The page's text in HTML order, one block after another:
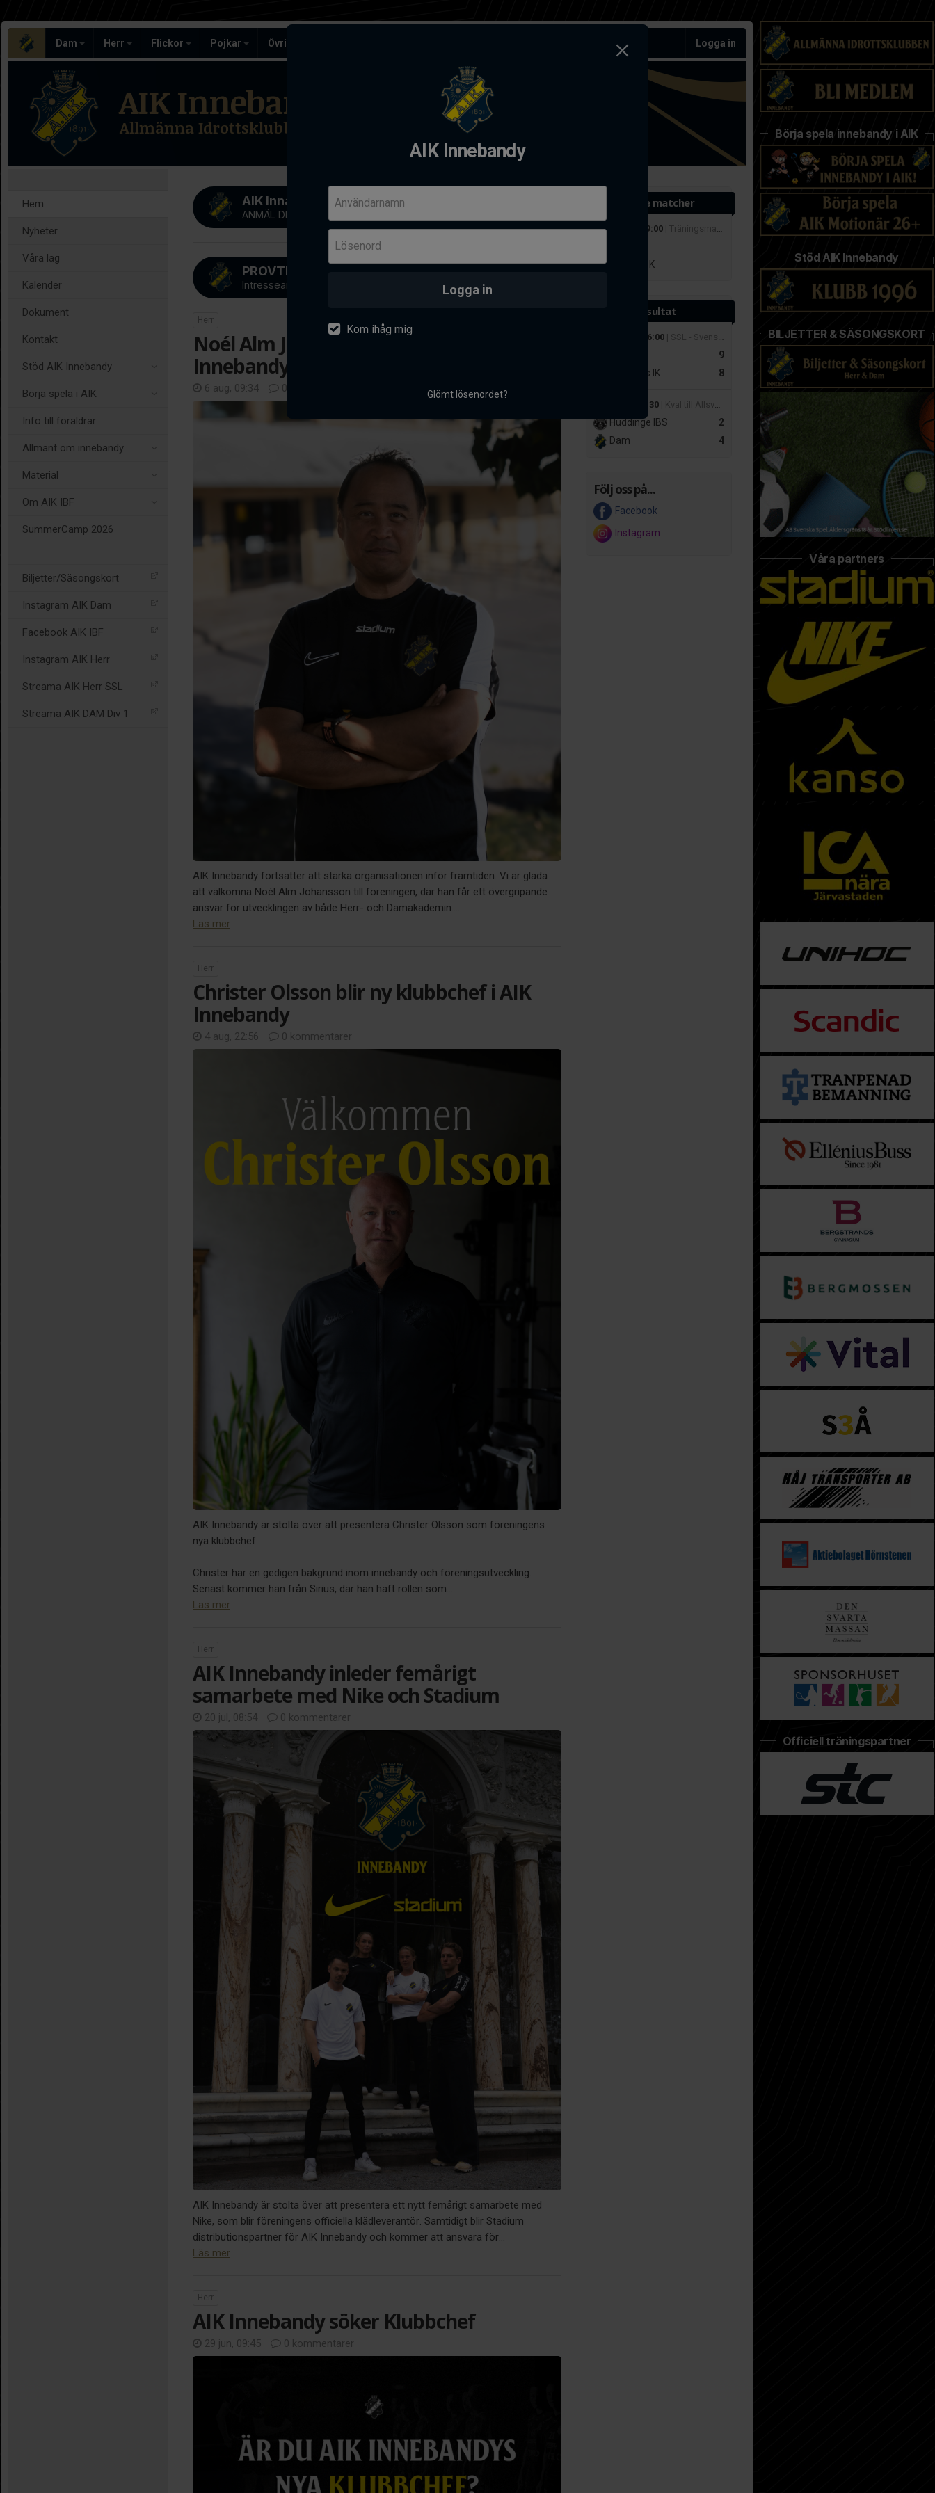
Dam Herr Flickor Pojkar Övriga lag Logga in
AIK Innebandy
Användarnamn
Lösenord
Logga in
Kom ihåg mig
Glömt lösenordet?
AIK Innebandy
Allmänna Idrottsklubben
Hem
Nyheter
Våra lag
Kalender
Dokument
Kontakt
Stöd AIK Innebandy
Börja spela i AIK
Info till föräldrar
Allmänt om innebandy
Material
Om AIK IBF
SummerCamp 2026
Biljetter/Säsongskort
Instagram AIK Dam
Facebook AIK IBF
Instagram AIK Herr
Streama AIK Herr SSL
Streama AIK DAM Div 1
Kommande matcher
Fre 14 aug 19:00 | Träningsmatcher
Skälby IBK
Senaste resultat
Lör 14 mar 16:00 | SSL - Svenska Superligan Herrar
9
8
Hovslätts IK
Ons 8 apr 19:30 | Kval till Allsvenskan Dam – Playoff 2
2
Huddinge IBS
4
Dam
Följ oss på...
Facebook
Instagram
AIK Innabandy Summer camp 2026
ANMÄL DIG NU
Intresseanmälan
Herr
Noél Alm Johansson ansluter till AIK
Innebandys akademiverksamhet
6 aug, 09:34 0 kommentarer
AIK Innebandy fortsätter att stärka organisationen inför framtiden. Vi är glada
att välkomna Noél Alm Johansson till föreningen, där han får ett övergripande
ansvar för utvecklingen av både Herr- och Damakademin....
Läs mer
Herr
Christer Olsson blir ny klubbchef i AIK
Innebandy
4 aug, 22:56 0 kommentarer
AIK Innebandy är stolta över att presentera Christer Olsson som föreningens
nya klubbchef.
Christer har en gedigen bakgrund inom innebandy och föreningsutveckling.
Senast kommer han från Sirius, där han haft rollen som...
Läs mer
Herr
AIK Innebandy inleder femårigt
samarbete med Nike och Stadium
20 jul, 08:54 0 kommentarer
AIK Innebandy är stolta över att presentera ett nytt femårigt samarbete med
Nike, som blir föreningens officiella klädleverantör. Samtidigt blir Stadium
distributionspartner för AIK Innebandy och kommer att ansvara för...
Läs mer
Herr
AIK Innebandy söker Klubbchef
29 jun, 09:45 0 kommentarer
Börja spela innebandy i AIK
Stöd AIK Innebandy
BILJETTER & SÄSONGSKORT
Våra partners
Officiell träningspartner